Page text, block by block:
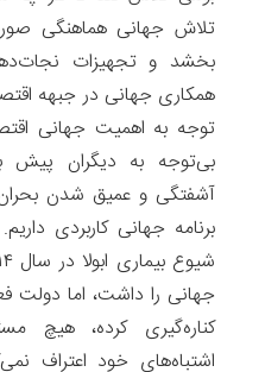
تلاش جهانی هماهنگی
بخشد و تجهیزات
همکاری جهانی در جبهه
توجه به اهمیت جهانی
بی‌توجه به دیگران پیش
آشفتگی و عمیق شدن بحران
جهانی را داشت، اما دولت
کناره‌گیری کرده، هیچ
اشتباه‌های خود اعتراف